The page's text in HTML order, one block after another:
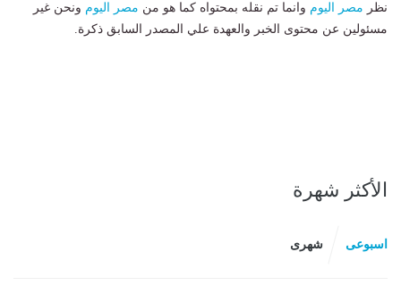
نظر مصر اليوم وانما تم نقله بمحتواه كما هو من مصر اليوم ونحن غير
مسئولين عن محتوى الخبر والعهدة علي المصدر السابق ذكرة.
الأكثر شهرة
اسبوعى شهرى